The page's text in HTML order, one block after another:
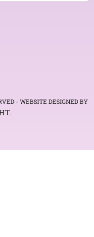
- WEBSITE DESIGNED BY
.